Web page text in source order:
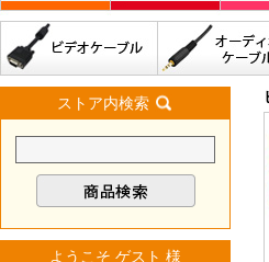
ストア内検索
ようこそ ゲスト 様